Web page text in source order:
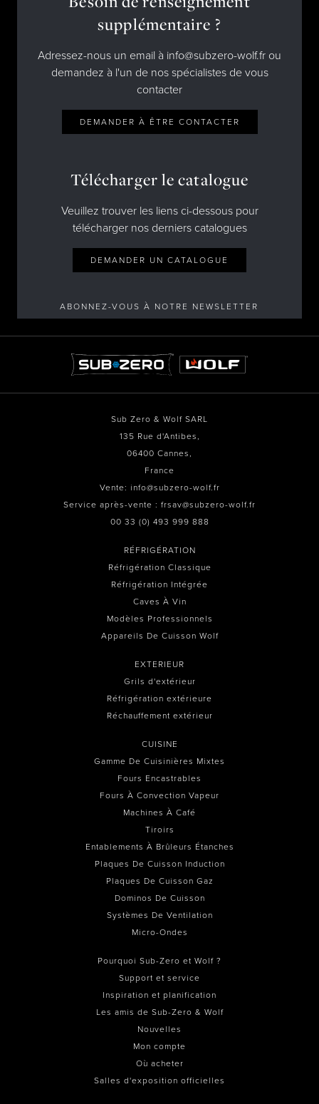
supplémentaire ?
Adressez-nous un email à info@subzero-wolf.fr ou
demandez à l'un de nos spécialistes de vous
contacter
DEMANDER À ÊTRE CONTACTER
Télécharger le catalogue
Veuillez trouver les liens ci-dessous pour
télécharger nos derniers catalogues
DEMANDER UN CATALOGUE
ABONNEZ-VOUS À NOTRE NEWSLETTER
Sub Zero & Wolf SARL
135 Rue d'Antibes,
06400 Cannes,
France
Vente: info@subzero-wolf.fr
Service après-vente : frsav@subzero-wolf.fr
00 33 (0) 493 999 888
RÉFRIGÉRATION
Réfrigération Classique
Réfrigération Intégrée
Caves À Vin
Modèles Professionnels
Appareils De Cuisson Wolf
EXTERIEUR
Grils d'extérieur
Réfrigération extérieure
Réchauffement extérieur
CUISINE
Gamme De Cuisinières Mixtes
Fours Encastrables
Fours À Convection Vapeur
Machines À Café
Tiroirs
Entablements À Brûleurs Étanches
Plaques De Cuisson Induction
Plaques De Cuisson Gaz
Dominos De Cuisson
Systèmes De Ventilation
Micro-Ondes
Pourquoi Sub-Zero et Wolf ?
Support et service
Inspiration et planification
Les amis de Sub-Zero & Wolf
Nouvelles
Mon compte
Où acheter
Salles d'exposition officielles